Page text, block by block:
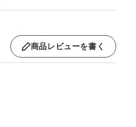
商品レビューを書く